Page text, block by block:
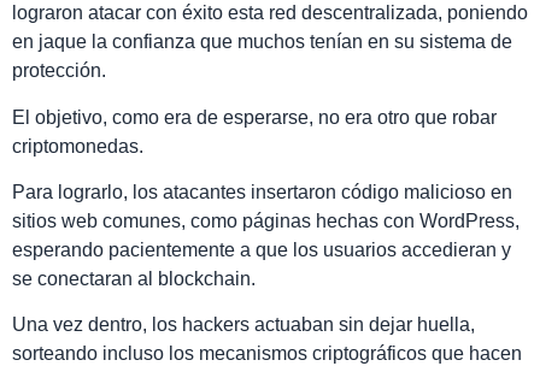
lograron atacar con éxito esta red descentralizada, poniendo
en jaque la confianza que muchos tenían en su sistema de
protección.
El objetivo, como era de esperarse, no era otro que robar
criptomonedas.
Para lograrlo, los atacantes insertaron código malicioso en
sitios web comunes, como páginas hechas con WordPress,
esperando pacientemente a que los usuarios accedieran y
se conectaran al blockchain.
Una vez dentro, los hackers actuaban sin dejar huella,
sorteando incluso los mecanismos criptográficos que hacen